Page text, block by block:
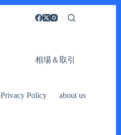
相場＆取引
Privacy Policy
about us